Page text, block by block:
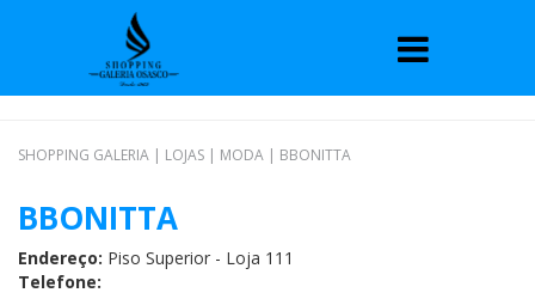
SHOPPING GALERIA | LOJAS | MODA | BBONITTA
BBONITTA
Endereço: Piso Superior - Loja 111
Telefone: